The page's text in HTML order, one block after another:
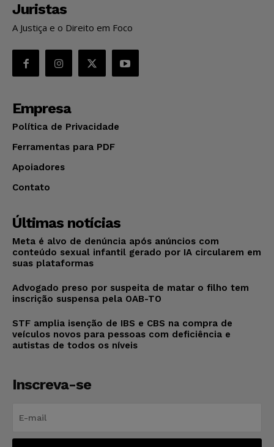
Juristas
A Justiça e o Direito em Foco
Empresa
Política de Privacidade
Ferramentas para PDF
Apoiadores
Contato
Últimas notícias
Meta é alvo de denúncia após anúncios com
conteúdo sexual infantil gerado por IA circularem em
suas plataformas
Advogado preso por suspeita de matar o filho tem
inscrição suspensa pela OAB-TO
STF amplia isenção de IBS e CBS na compra de
veículos novos para pessoas com deficiência e
autistas de todos os níveis
Inscreva-se